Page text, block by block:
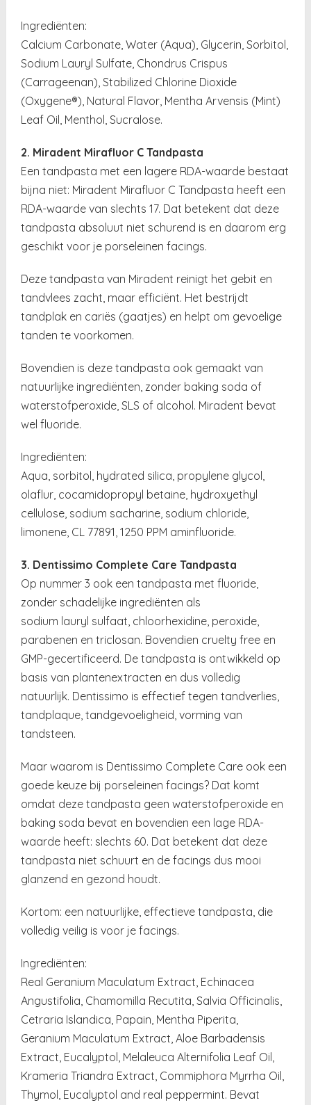
Ingrediënten:
Calcium Carbonate, Water (Aqua), Glycerin, Sorbitol,
Sodium Lauryl Sulfate, Chondrus Crispus
(Carrageenan), Stabilized Chlorine Dioxide
(Oxygene®), Natural Flavor, Mentha Arvensis (Mint)
Leaf Oil, Menthol, Sucralose.
2. Miradent Mirafluor C Tandpasta
Een tandpasta met een lagere RDA-waarde bestaat
bijna niet: Miradent Mirafluor C Tandpasta heeft een
RDA-waarde van slechts 17. Dat betekent dat deze
tandpasta absoluut niet schurend is en daarom erg
geschikt voor je porseleinen facings.
Deze tandpasta van Miradent reinigt het gebit en
tandvlees zacht, maar efficiënt. Het bestrijdt
tandplak en cariës (gaatjes) en helpt om gevoelige
tanden te voorkomen.
Bovendien is deze tandpasta ook gemaakt van
natuurlijke ingrediënten, zonder baking soda of
waterstofperoxide, SLS of alcohol. Miradent bevat
wel fluoride.
Ingrediënten:
Aqua, sorbitol, hydrated silica, propylene glycol,
olaflur, cocamidopropyl betaine, hydroxyethyl
cellulose, sodium sacharine, sodium chloride,
limonene, CL 77891, 1250 PPM aminfluoride.
3. Dentissimo Complete Care Tandpasta
Op nummer 3 ook een tandpasta met fluoride,
zonder schadelijke ingrediënten als
sodium lauryl sulfaat, chloorhexidine, peroxide,
parabenen en triclosan. Bovendien cruelty free en
GMP-gecertificeerd. De tandpasta is ontwikkeld op
basis van plantenextracten en dus volledig
natuurlijk. Dentissimo is effectief tegen tandverlies,
tandplaque, tandgevoeligheid, vorming van
tandsteen.
Maar waarom is Dentissimo Complete Care ook een
goede keuze bij porseleinen facings? Dat komt
omdat deze tandpasta geen waterstofperoxide en
baking soda bevat en bovendien een lage RDA-
waarde heeft: slechts 60. Dat betekent dat deze
tandpasta niet schuurt en de facings dus mooi
glanzend en gezond houdt.
Kortom: een natuurlijke, effectieve tandpasta, die
volledig veilig is voor je facings.
Ingrediënten:
Real Geranium Maculatum Extract, Echinacea
Angustifolia, Chamomilla Recutita, Salvia Officinalis,
Cetraria Islandica, Papain, Mentha Piperita,
Geranium Maculatum Extract, Aloe Barbadensis
Extract, Eucalyptol, Melaleuca Alternifolia Leaf Oil,
Krameria Triandra Extract, Commiphora Myrrha Oil,
Thymol, Eucalyptol and real peppermint. Bevat